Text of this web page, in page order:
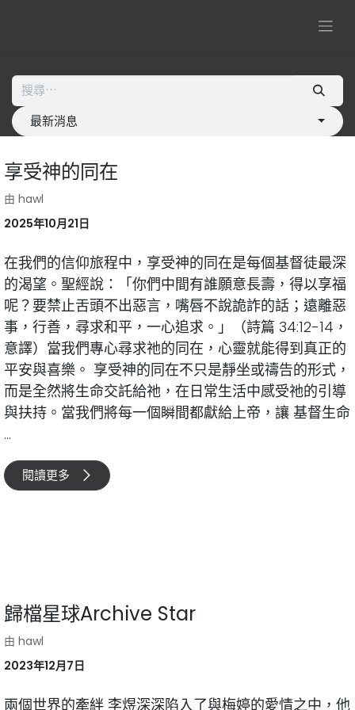
最新消息
享受神的同在
由 hawl
2025年10月21日
在我們的信仰旅程中，享受神的同在是每個基督徒最深
的渴望。聖經說：「你們中間有誰願意長壽，得以享福
呢？要禁止舌頭不出惡言，嘴唇不說詭詐的話；遠離惡
事，行善，尋求和平，一心追求。」（詩篇 34:12-14，
意譯）當我們專心尋求祂的同在，心靈就能得到真正的
平安與喜樂。 享受神的同在不只是靜坐或禱告的形式，
而是全然將生命交託給祂，在日常生活中感受祂的引導
與扶持。當我們將每一個瞬間都獻給上帝，讓 基督生命
...
閱讀更多
歸檔星球Archive Star
由 hawl
2023年12月7日
兩個世界的牽絆 李煜深深陷入了與梅婷的愛情之中，他